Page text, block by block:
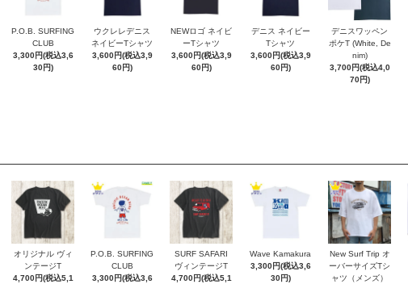
P.O.B. SURFING
CLUB
3,300円(税込3,6
30円)
ウクレレデニス
ネイビーTシャツ
3,600円(税込3,9
60円)
NEWロゴ ネイビ
ーTシャツ
3,600円(税込3,9
60円)
デニス ネイビー
Tシャツ
3,600円(税込3,9
60円)
デニスワッペン
ポケT (White, De
nim)
3,700円(税込4,0
70円)
オリジナル ヴィ
ンテージT
4,700円(税込5,1
P.O.B. SURFING
CLUB
3,300円(税込3,6
SURF SAFARI
ヴィンテージT
4,700円(税込5,1
Wave Kamakura
3,300円(税込3,6
30円)
New Surf Trip オ
ーバーサイズTシ
ャツ（メンズ）